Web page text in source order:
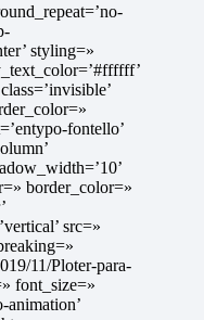
styling=»
fontello’
border_color=»
src=»
11/Ploter-para-
font_size=»
animation’